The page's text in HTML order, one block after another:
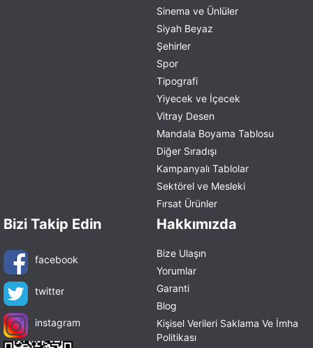
Sinema ve Ünlüler
Siyah Beyaz
Şehirler
Spor
Tipografi
Yiyecek ve İçecek
Vitray Desen
Mandala Boyama Tablosu
Diğer Sıradışı
Kampanyalı Tablolar
Sektörel ve Mesleki
Fırsat Ürünler
Bizi Takip Edin
facebook
twitter
instagram
Hakkımızda
Bize Ulaşın
Yorumlar
Garanti
Blog
Kişisel Verileri Saklama Ve İmha
Politikası